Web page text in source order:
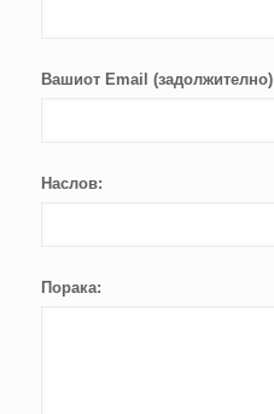
Вашиот Email (задолжително)
Наслов:
Порака: